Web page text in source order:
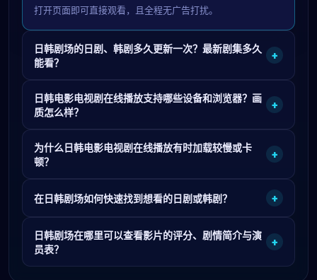
打开页面即可直接观看，且全程无广告打扰。
日韩剧场的日剧、韩剧多久更新一次？最新剧集多久
能看？
+
日韩电影电视剧在线播放支持哪些设备和浏览器？画
质怎么样？
+
为什么日韩电影电视剧在线播放有时加载较慢或卡
顿？
+
在日韩剧场如何快速找到想看的日剧或韩剧？ +
日韩剧场在哪里可以查看影片的评分、剧情简介与演
员表？
+